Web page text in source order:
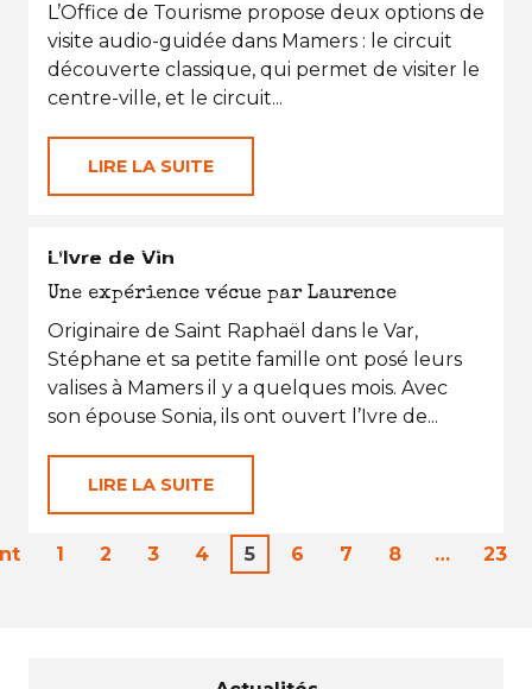
L’Office de Tourisme propose deux options de
visite audio-guidée dans Mamers : le circuit
découverte classique, qui permet de visiter le
centre-ville, et le circuit...
LIRE LA SUITE
EN TOUTES SAISONS
L’Ivre de Vin
Une expérience vécue par Laurence
Originaire de Saint Raphaël dans le Var,
Stéphane et sa petite famille ont posé leurs
valises à Mamers il y a quelques mois. Avec
son épouse Sonia, ils ont ouvert l’Ivre de...
LIRE LA SUITE
1 2 3 4 5 6 7 8 … 23